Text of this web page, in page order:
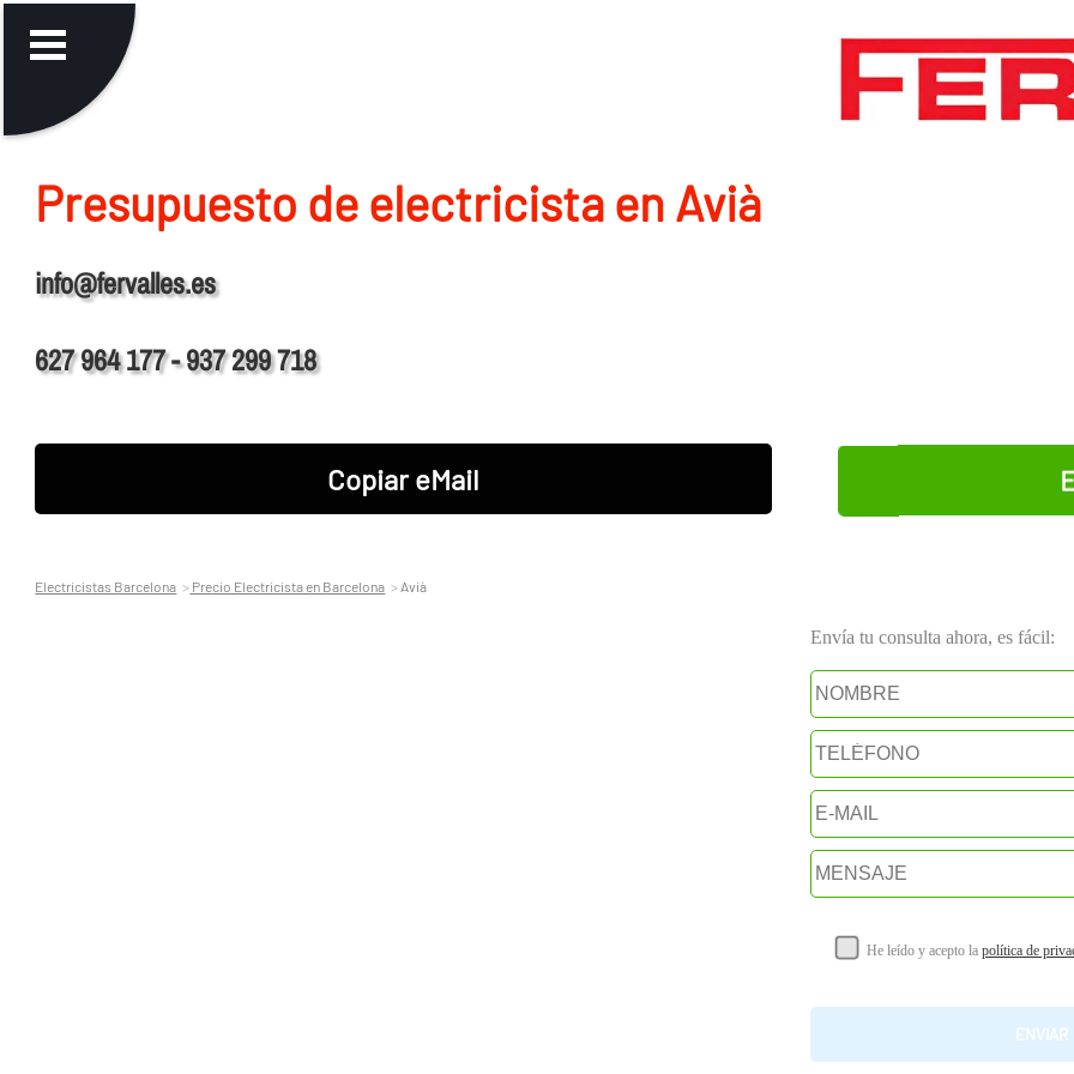
Presupuesto de electricista en Avià
info@fervalles.es
627 964 177 - 937 299 718
Copiar eMail
Electricistas Barcelona Precio Electricista en Barcelona Avià
Envía tu consulta ahora, es fácil:
He leído y acepto la política de